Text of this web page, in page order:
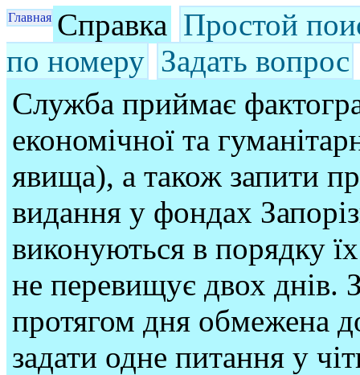
Главная Справка Простой
по номеру Задать вопрос
Служба приймає
економічної та
явища), а також запити
видання у фондах
виконуються в порядку
не перевищує двох днів.
протягом дня обмежена
задати одне питання у